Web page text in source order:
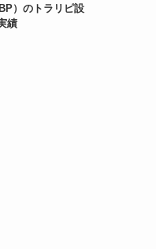
）のトラリピ設
績